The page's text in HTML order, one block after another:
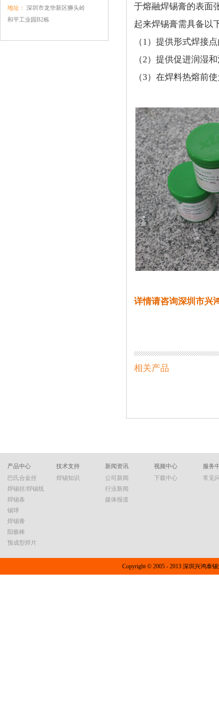
地址： 深圳市龙华新区狮头岭
和平工业园B2栋
于熔融焊锡膏的表面
起来焊锡膏需具备以
（1） 提供形式焊接
（2） 提供促进润湿
（3） 在焊料热熔前
详情请咨询深圳市兴
相关产品
产品中心
巴氏合金丝
焊锡丝/焊锡线
焊锡条
锡球
焊锡膏
阳极棒
预成型焊片
技术支持
焊锡知识
新闻资讯
公司新闻
行业新闻
媒体报道
视频中心
下载中心
服务
常见
Copyright © 2005 - 2013 深圳兴鸿泰